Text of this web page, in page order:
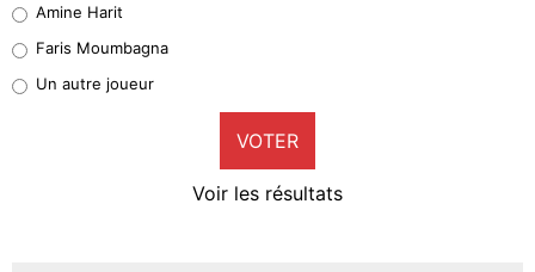
1%
9%
Amine Harit
Faris Moumbagna
Un autre joueur
VOTER
Voir les résultats